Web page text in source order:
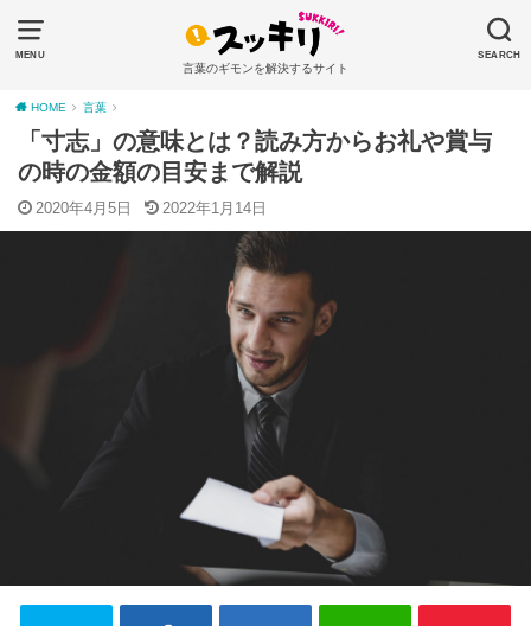
MENU SEARCH
言葉のギモンを解決するサイト
HOME 言葉
「寸志」の意味とは？読み方からお礼や賞与
の時の金額の目安まで解説
2020年4月5日 2022年1月14日